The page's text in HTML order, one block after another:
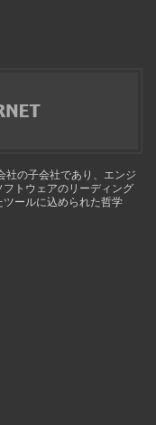
社の子会社であり、エンジ
トウェアのリーディング
ールに込められた哲学